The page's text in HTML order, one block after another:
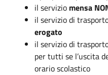
il servizio mensa
il servizio di
erogato
il servizio di
per tutti se l’uscita
orario scolastico